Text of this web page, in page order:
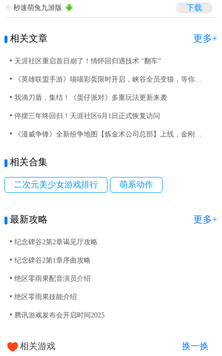
秒速萌兔九游版 下载
相关文章 更多+
天涯社区重启首日崩了！情怀回归遇技术 “翻车”
我滴刀盾，集结！《蛋仔派对》多重玩法更新来袭
停摆三年终回归！天涯社区6月1日正式恢复访问
相关合集
二次元美少女游戏排行 萌系动作
最新攻略 更多+
纪念碑谷2第2章谒见厅攻略
纪念碑谷2第1章序曲攻略
绝区零雨果配音演员介绍
绝区零雨果技能介绍
腾讯游戏发布会开启时间2025
相关游戏 换一换